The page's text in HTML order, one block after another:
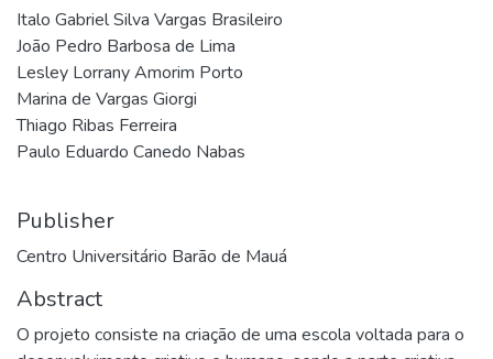
Italo Gabriel Silva Vargas Brasileiro
João Pedro Barbosa de Lima
Lesley Lorrany Amorim Porto
Marina de Vargas Giorgi
Thiago Ribas Ferreira
Paulo Eduardo Canedo Nabas
Publisher
Centro Universitário Barão de Mauá
Abstract
O projeto consiste na criação de uma escola voltada para o